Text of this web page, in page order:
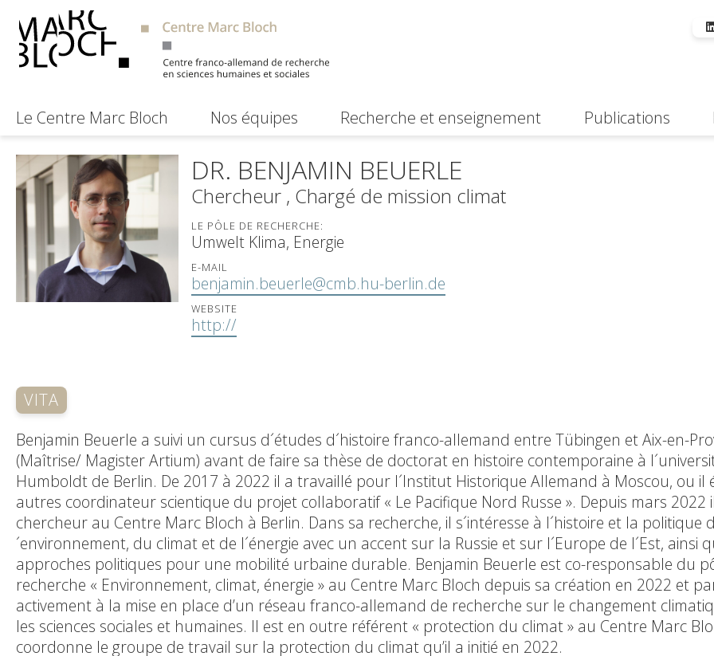
Le Centre Marc Bloch Nos équipes Recherche et enseignement Publications
DR. BENJAMIN BEUERLE
Chercheur , Chargé de mission climat
LE PÔLE DE RECHERCHE:
Umwelt Klima, Energie
E-MAIL
benjamin.beuerle@cmb.hu-berlin.de
WEBSITE
http://
VITA
Benjamin Beuerle a suivi un cursus d´études d´histoire franco-allemand entre Tübingen et Aix-en-
(Maîtrise/ Magister Artium) avant de faire sa thèse de doctorat en histoire contemporaine à
Humboldt de Berlin. De 2017 à 2022 il a travaillé pour l´Institut Historique Allemand à Moscou, ou il
autres coordinateur scientique du projet collaboratif « Le Pacifique Nord Russe ». Depuis mars 2022
chercheur au Centre Marc Bloch à Berlin. Dans sa recherche, il s´intéresse à l´histoire et la politique
´environnement, du climat et de l´énergie avec un accent sur la Russie et sur l´Europe de l´Est, ainsi
approches politiques pour une mobilité urbaine durable. Benjamin Beuerle est co-responsable du
recherche « Environnement, climat, énergie » au Centre Marc Bloch depuis sa création en 2022 et
activement à la mise en place d’un réseau franco-allemand de recherche sur le changement
les sciences sociales et humaines. Il est en outre référent « protection du climat » au Centre Marc
coordonne le groupe de travail sur la protection du climat qu’il a initié en 2022.